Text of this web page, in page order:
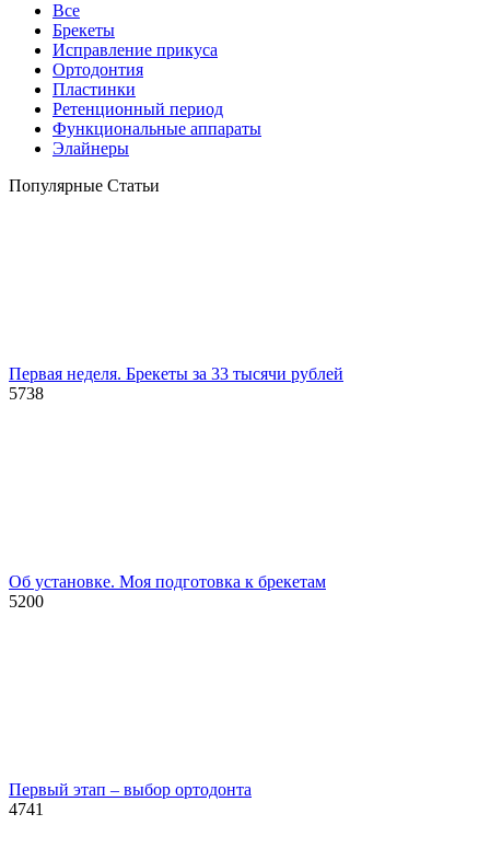
Все
Брекеты
Исправление прикуса
Ортодонтия
Пластинки
Ретенционный период
Функциональные аппараты
Элайнеры
Популярные Статьи
Первая неделя. Брекеты за 33 тысячи рублей
5738
Об установке. Моя подготовка к брекетам
5200
Первый этап – выбор ортодонта
4741